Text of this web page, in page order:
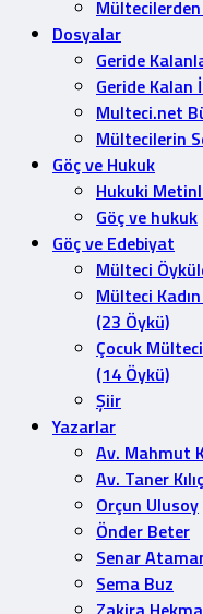
Dosyalar
Geride
Geride Kalan
Multeci.net
Mültecilerin
Göç ve Hukuk
Hukuki
Göç ve hukuk
Göç ve Edebiyat
Mülteci
Mülteci
(23 Öykü)
Çocuk
(14 Öykü)
Şiir
Yazarlar
Av. Mahmut
Av. Taner Kılıç
Orçun Ulusoy
Önder Beter
Senar
Sema Buz